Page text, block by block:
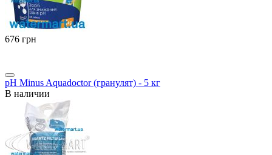
‍676‍ грн
pH Minus Aquadoctor (гранулят) - 5 кг
В наличии